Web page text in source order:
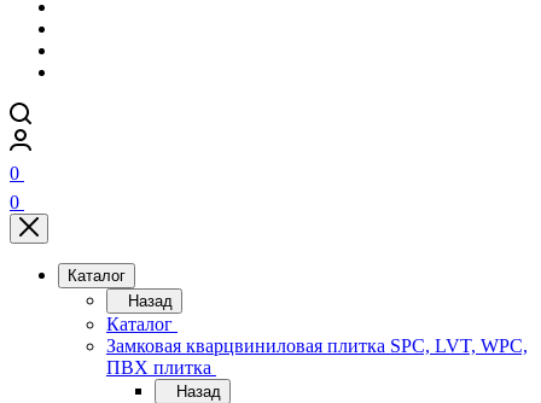
0
0
Каталог
Назад
Каталог
Замковая кварцвиниловая плитка SPC, LVT, WPC,
ПВХ плитка
Назад